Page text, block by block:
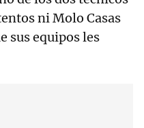
ni Molo Casas
sus equipos les